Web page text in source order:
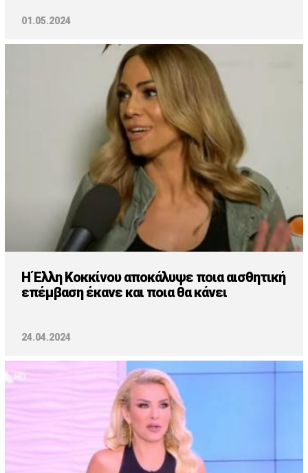
01.05.2024
Η Έλλη Κοκκίνου αποκάλυψε ποια αισθητική
επέμβαση έκανε και ποια θα κάνει
24.04.2024